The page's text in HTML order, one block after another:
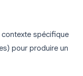
spécifique
pour produire un